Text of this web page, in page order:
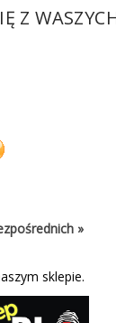
Z
»
sklepie.